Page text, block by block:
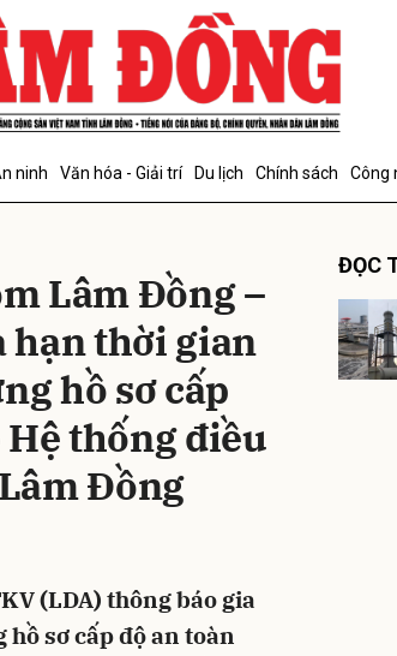
ninh Văn hóa - Giải trí Du lịch Chính sách Công
Lâm Đồng –
hạn thời gian
hồ sơ cấp
thống điều
Đồng
(LDA) thông báo gia
sơ cấp độ an toàn
ĐỌC